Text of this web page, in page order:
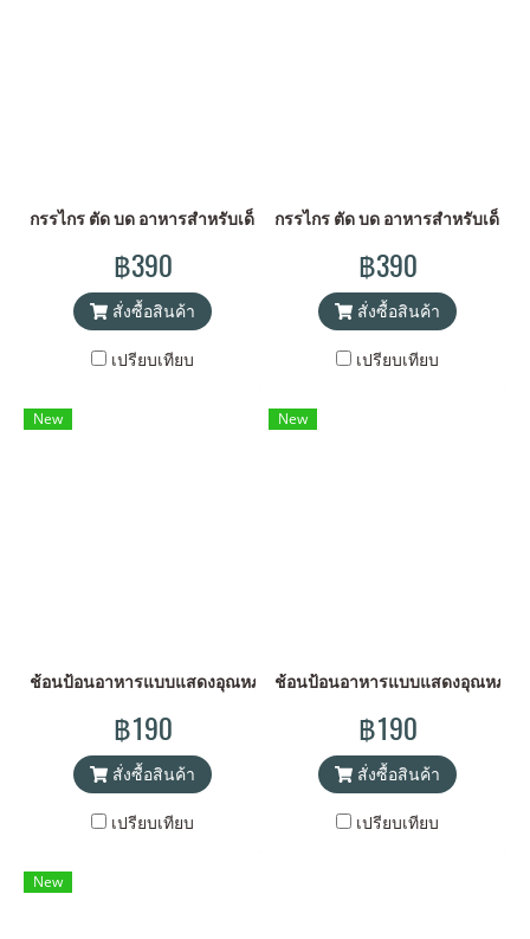
กรรไกร ตัด บด อาหารสำหรับเด็ก – สีชมพู
฿390
สั่งซื้อสินค้า
เปรียบเทียบ
กรรไกร ตัด บด อาหารสำหรับเด็ก –
฿390
สั่งซื้อสินค้า
เปรียบเทียบ
New
ช้อนป้อนอาหารแบบแสดงอุณหภูมิ แพ็คคู่ – สีเขียว
฿190
สั่งซื้อสินค้า
เปรียบเทียบ
New
ช้อนป้อนอาหารแบบแสดงอุณหภูมิ
฿190
สั่งซื้อสินค้า
เปรียบเทียบ
New